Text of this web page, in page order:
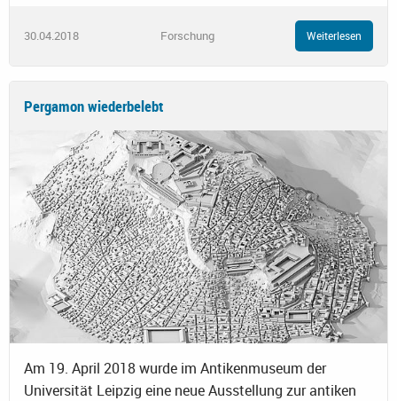
30.04.2018 Forschung Weiterlesen
Pergamon wiederbelebt
Am 19. April 2018 wurde im Antikenmuseum der
Universität Leipzig eine neue Ausstellung zur antiken